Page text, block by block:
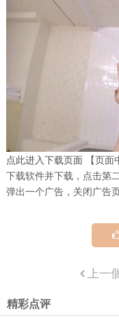
点此进入下载页面【页面
下载软件并下载，点击第
弹出一个广告，关闭广告
上一
精彩点评